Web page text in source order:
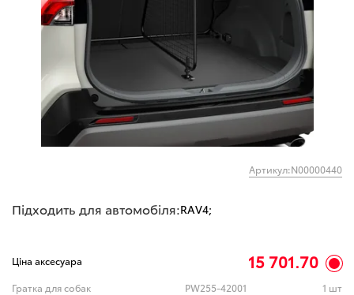
Артикул:N00000440
Підходить для автомобіля:RAV4;
Ціна аксесуара 15 701.70
Гратка для собак PW255-42001 1 шт